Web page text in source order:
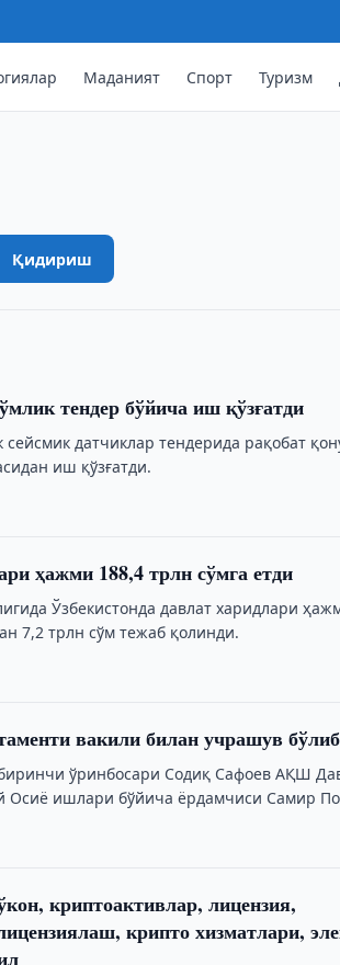
Маданият Спорт Туризм
Қидириш
тартибини
тендер бўйича иш қўзғатди
датчиклар тендерида рақобат
иш қўзғатди.
ҳажми 188,4 трлн сўмга етди
Ўзбекистонда давлат харидлари
7,2 трлн сўм тежаб қолинди.
вакили билан учрашув
ўринбосари Содиқ Сафоев АҚШ
Осиё ишлари бўйича ёрдамчиси Самир
криптоактивлар, лицензия,
крипто хизматлари,